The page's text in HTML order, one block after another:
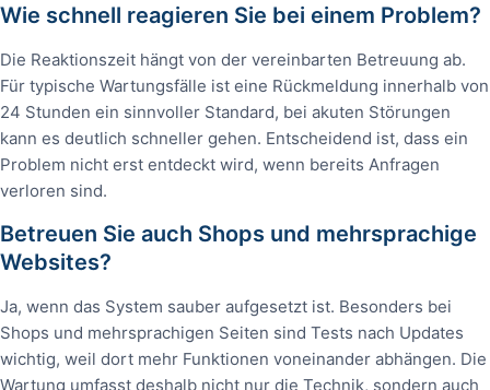
Wie schnell reagieren Sie bei einem Problem?
Die Reaktionszeit hängt von der vereinbarten Betreuung ab.
Für typische Wartungsfälle ist eine Rückmeldung innerhalb von
24 Stunden ein sinnvoller Standard, bei akuten Störungen
kann es deutlich schneller gehen. Entscheidend ist, dass ein
Problem nicht erst entdeckt wird, wenn bereits Anfragen
verloren sind.
Betreuen Sie auch Shops und mehrsprachige
Websites?
Ja, wenn das System sauber aufgesetzt ist. Besonders bei
Shops und mehrsprachigen Seiten sind Tests nach Updates
wichtig, weil dort mehr Funktionen voneinander abhängen. Die
Wartung umfasst deshalb nicht nur die Technik, sondern auch